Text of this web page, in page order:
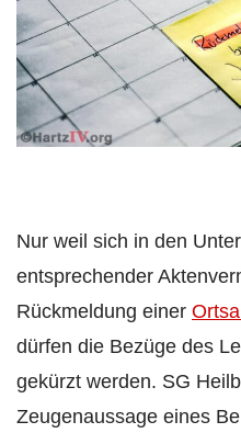
Nur weil sich in den
entsprechender
Rückmeldung einer
dürfen die Bezüge des
gekürzt werden. SG
Zeugenaussage eines